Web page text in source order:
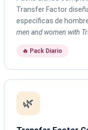
Transfer Factor
específicas de
men and women with
🔥 Pack Diario
🌿